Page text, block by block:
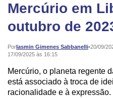
Mercúrio em
outubro de
PorIasmin Gimenes Sabbanelli•
Publicado: 20/09/
17/09/2025 às 16:15
Mercúrio, o planeta regente
está associado à troca de
racionalidade e à